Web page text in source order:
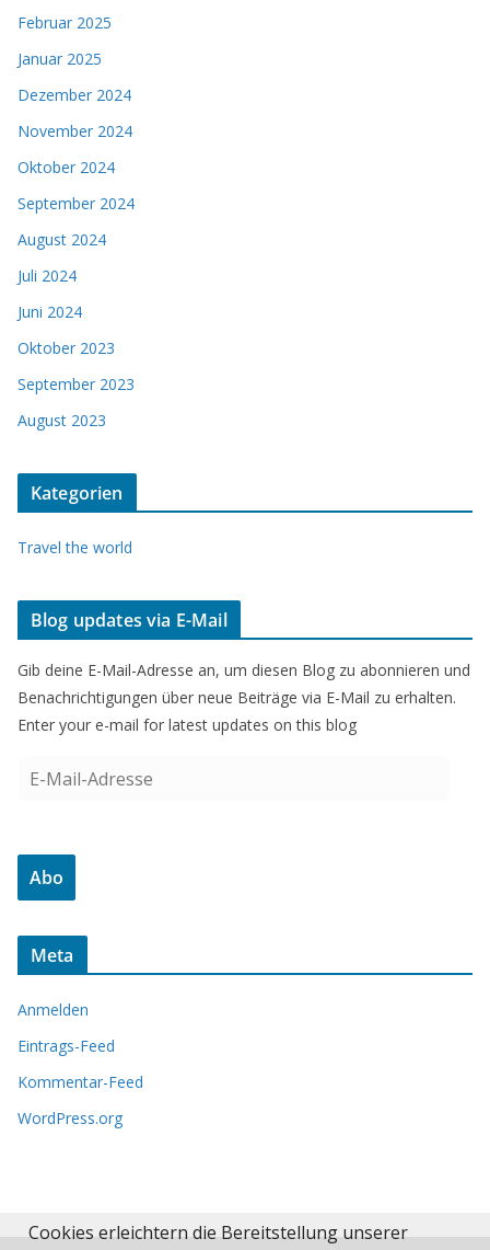
Februar 2025
Januar 2025
Dezember 2024
November 2024
Oktober 2024
September 2024
August 2024
Juli 2024
Juni 2024
Oktober 2023
September 2023
August 2023
Kategorien
Travel the world
Blog updates via E-Mail
Gib deine E-Mail-Adresse an, um diesen Blog zu abonnieren und
Benachrichtigungen über neue Beiträge via E-Mail zu erhalten.
Enter your e-mail for latest updates on this blog
a
l
-
r
e
e
Abo
Meta
Anmelden
Eintrags-Feed
Kommentar-Feed
WordPress.org
Cookies erleichtern die Bereitstellung unserer